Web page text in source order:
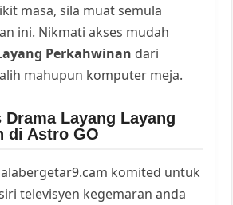
masa, sila muat semula
ini. Nikmati akses mudah
Perkahwinan dari
mahupun komputer meja.
Layang Layang
di Astro GO
komited untuk
televisyen kegemaran anda